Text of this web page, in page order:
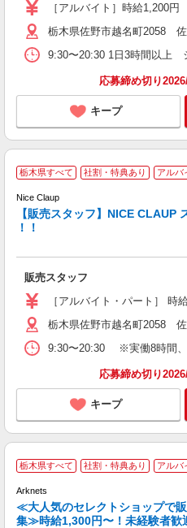
［アルバイト］時給1,200円
栃木県佐野市越名町2058
9:30〜20:30 1日3時間以上
応募締め切り
キープ
栃木県すべて 社割・特典あり アルバ
Nice Claup
【販売スタッフ】NICE CLAUP
！！
販売スタッフ
［アルバイト・パート］ 時
栃木県佐野市越名町2058
9:30〜20:30 ※実働8時間、
応募締め切り
キープ
栃木県すべて 社割・特典あり アルバ
Arknets
≪大人気のセレクトショップで
集≫時給1,300円〜！未経験者歓